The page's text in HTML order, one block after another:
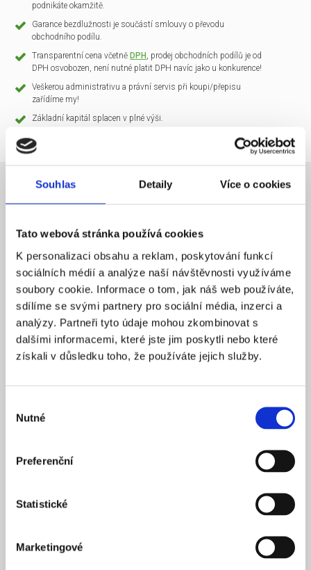
Souhlas Detaily Více o cookies
Tato webová stránka používá cookies
K personalizaci obsahu a reklam, poskytování funkcí
sociálních médií a analýze naší návštěvnosti využíváme
soubory cookie. Informace o tom, jak náš web používáte,
sdílíme se svými partnery pro sociální média, inzerci a
analýzy. Partneři tyto údaje mohou zkombinovat s
dalšími informacemi, které jste jim poskytli nebo které
získali v důsledku toho, že používáte jejich služby.
souhlasu
Nutné
Preferenční
Statistické
Marketingové
podnikáte okamžitě.
Garance bezdlužnosti je součástí smlouvy o převodu
obchodního podílu.
Transparentní cena včetně DPH , prodej obchodních podílů je od
DPH osvobozen, není nutné platit DPH navíc jako u konkurence!
Veškerou administrativu a právní servis při koupi/přepisu
zařídíme my!
Základní kapitál splacen v plné výši.
NÁZEV SPOLEČNOSTI
SÍDLO
ZALOŽENO 2025
CENA OD * 15 900 Kč
REZERVOVAT
KAPITÁL 20 000 Kč
ZALOŽENO 2025
NÁZEV SPOLEČNOSTI